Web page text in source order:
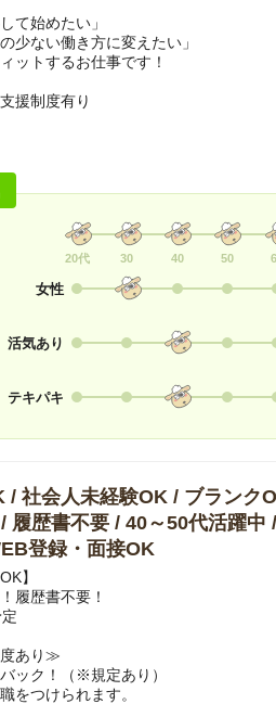
て始めたい」
少ない働き方に変えたい」
ットするお仕事です！
援制度有り
20代 30 40 50
女性
活気あり
テキパキ
/ 社会人未経験OK / ブランク
/ 履歴書不要 / 40～50代活躍中
登録・面接OK
】
履歴書不要！
あり≫
ック！（※規定あり）
をつけられます。